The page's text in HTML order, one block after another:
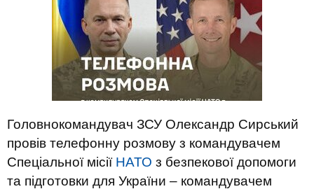
Головнокомандувач ЗСУ Олександр Сирський
провів телефонну розмову з командувачем
Спеціальної місії НАТО з безпекової допомоги
та підготовки для України – командувачем